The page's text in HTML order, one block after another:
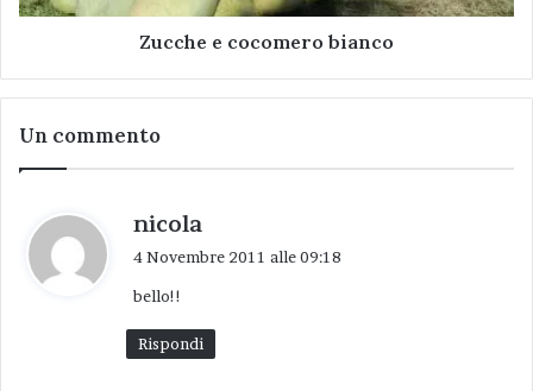
Zucche e cocomero bianco
Un commento
nicola
t
t
4 Novembre 2011 alle 09:18
bello!!
Rispondi